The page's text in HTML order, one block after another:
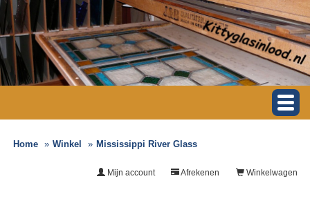
Home Winkel Mississippi River Glass
Winkelwagen
Afrekenen
Mijn account